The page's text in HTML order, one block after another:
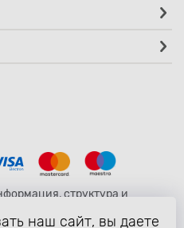
структура и
защищены российскими и
об охране
наш сайт, вы даете